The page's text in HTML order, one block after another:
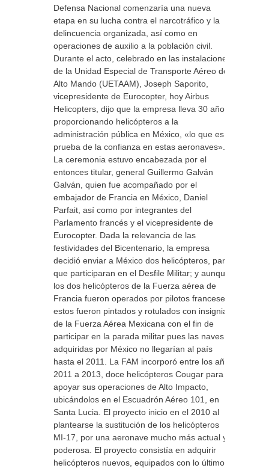
Defensa Nacional comenzaría una nueva
etapa en su lucha contra el narcotráfico y la
delincuencia organizada, así como en
operaciones de auxilio a la población civil.
Durante el acto, celebrado en las instalaciones
de la Unidad Especial de Transporte Aéreo de
Alto Mando (UETAAM), Joseph Saporito,
vicepresidente de Eurocopter, hoy Airbus
Helicopters, dijo que la empresa lleva 30 años
proporcionando helicópteros a la
administración pública en México, «lo que es
prueba de la confianza en estas aeronaves».
La ceremonia estuvo encabezada por el
entonces titular, general Guillermo Galván
Galván, quien fue acompañado por el
embajador de Francia en México, Daniel
Parfait, así como por integrantes del
Parlamento francés y el vicepresidente de
Eurocopter. Dada la relevancia de las
festividades del Bicentenario, la empresa
decidió enviar a México dos helicópteros, para
que participaran en el Desfile Militar; y aunque
los dos helicópteros de la Fuerza aérea de
Francia fueron operados por pilotos franceses,
estos fueron pintados y rotulados con insignias
de la Fuerza Aérea Mexicana con el fin de
participar en la parada militar pues las naves
adquiridas por México no llegarían al país
hasta el 2011. La FAM incorporó entre los años
2011 a 2013, doce helicópteros Cougar para
apoyar sus operaciones de Alto Impacto,
ubicándolos en el Escuadrón Aéreo 101, en
Santa Lucia. El proyecto inicio en el 2010 al
plantearse la sustitución de los helicópteros
MI-17, por una aeronave mucho más actual y
poderosa. El proyecto consistía en adquirir
helicópteros nuevos, equipados con lo último